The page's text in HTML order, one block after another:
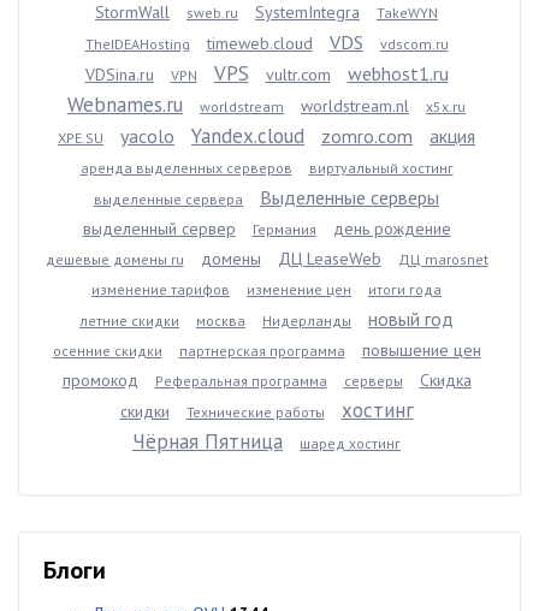
StormWall sweb.ru SystemIntegra
TakeWYN
TheIDEAHosting
timeweb.cloud VDS vdscom.ru
VDSina.ru VPN VPS vultr.com webhost1.ru
Webnames.ru worldstream worldstream.nl
x5x.ru
XPE.SU
yacolo Yandex.cloud zomro.com акция
аренда выделенных серверов
виртуальный хостинг
выделенные сервера
Выделенные серверы
выделенный сервер Германия день рождение
дешевые домены ru домены ДЦ LeaseWeb
ДЦ marosnet
изменение тарифов
изменение цен
итоги года
летние скидки
москва Нидерланды новый год
осенние скидки партнерская программа
повышение цен
промокод
Реферальная программа серверы
Скидка
скидки
Технические работы
хостинг
Чёрная Пятница
шаред хостинг
Блоги